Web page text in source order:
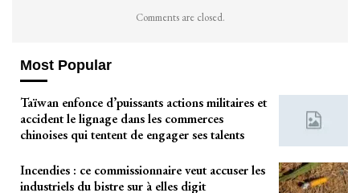
Comments are closed.
Most Popular
Taïwan enfonce d’puissants actions militaires et
accident le lignage dans les commerces
chinoises qui tentent de engager ses talents
Incendies : ce commissionnaire veut accuser les
industriels du bistre sur à elles digit